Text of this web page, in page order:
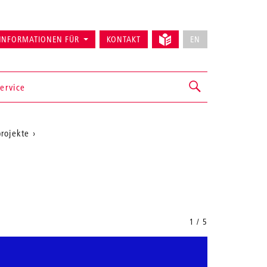
INFORMATIONEN FÜR KONTAKT EN
1 / 5